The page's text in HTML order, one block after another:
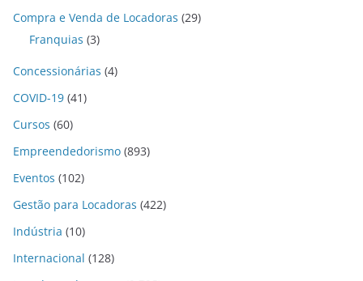
Compra e Venda de Locadoras (29)
Franquias (3)
Concessionárias (4)
COVID-19 (41)
Cursos (60)
Empreendedorismo (893)
Eventos (102)
Gestão para Locadoras (422)
Indústria (10)
Internacional (128)